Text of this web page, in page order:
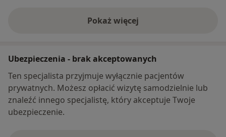
Pokaż więcej
o adresie
Ubezpieczenia - brak akceptowanych
Ten specjalista przyjmuje wyłącznie pacjentów
prywatnych. Możesz opłacić wizytę samodzielnie lub
znaleźć innego specjalistę, który akceptuje Twoje
ubezpieczenie.